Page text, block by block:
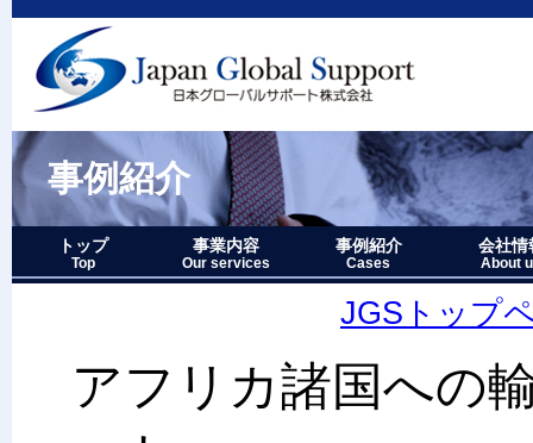
事例紹介
トップ
Top
事業内容
Our services
3.マーケティングサポート
事例紹介
Cases
事例紹介－全件表示
アジア・オセアニア地域
北中南米地域
ヨーロッパ地域
中近東・アフリカ地域
その他複合地域
会社情
About
会社情報
アクセス
沿革
企業理念
代表者略歴
経営七か条
当社のロ
JGSトップ
アフリカ諸国への